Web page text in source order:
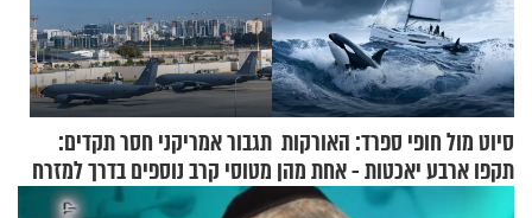
סיוט מול חופי ספרד: האורקות
תקפו ארבע יאכטות - אחת מהן
טבעה
תגבור אמריקני חסר תקדים:
מטוסי קרב נוספים בדרך למזרח
התיכון